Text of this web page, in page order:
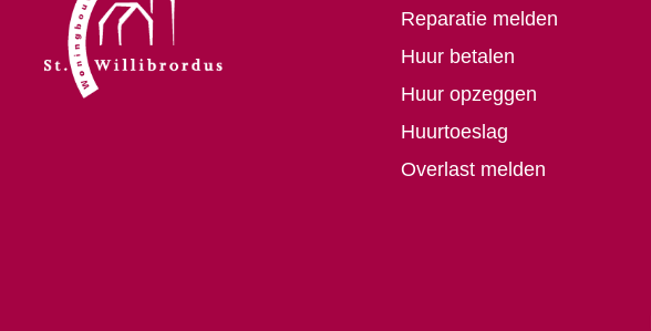
Reparatie melden
Huur betalen
Huur opzeggen
Huurtoeslag
Overlast melden